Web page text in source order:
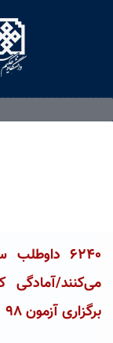
می‌کنند/
برگزاری آزمون ۹۸